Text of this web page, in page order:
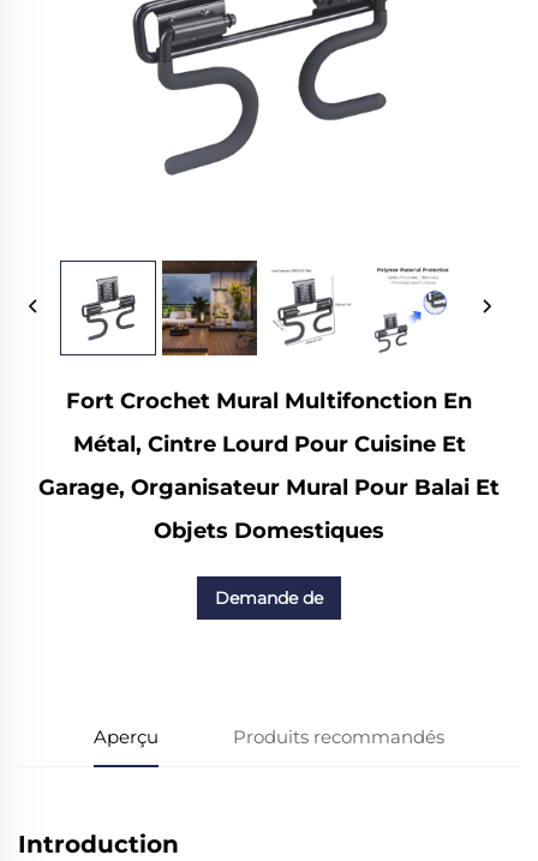
Fort Crochet Mural Multifonction En
Métal, Cintre Lourd Pour Cuisine Et
Garage, Organisateur Mural Pour Balai Et
Objets Domestiques
Demande de
Aperçu Produits recommandés
Introduction